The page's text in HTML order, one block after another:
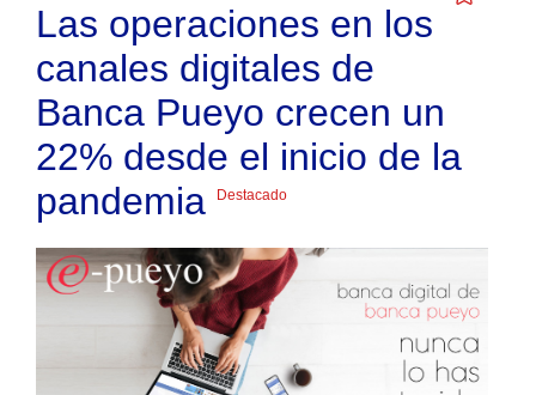
Las operaciones en los
canales digitales de
Banca Pueyo crecen un
22% desde el inicio de la
pandemia
Destacado